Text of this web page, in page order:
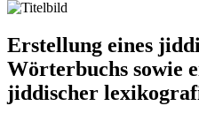
Erstellung eines
Wörterbuchs sowie
jiddischer